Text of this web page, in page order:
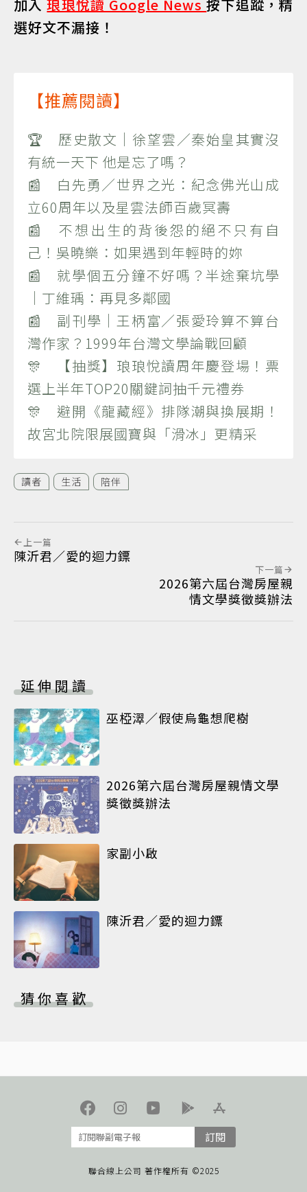
加入琅琅悅讀 Google News按下追蹤，精
選好文不漏接！
【推薦閱讀】
🏆 歷史散文｜徐望雲／秦始皇其實沒
有統一天下 他是忘了嗎？
📰 白先勇／世界之光：紀念佛光山成
立60周年以及星雲法師百歲冥壽
📰 不想出生的背後怨的絕不只有自
己！吳曉樂：如果遇到年輕時的妳
📰 就學個五分鐘不好嗎？半途棄坑學
｜丁維瑀：再見多鄰國
📰 副刊學｜王柄富／張愛玲算不算台
灣作家？1999年台灣文學論戰回顧
🎊 【抽獎】琅琅悅讀周年慶登場！票
選上半年TOP20關鍵詞抽千元禮券
🎊 避開《龍藏經》排隊潮與換展期！
故宮北院限展國寶與「滑冰」更精采
讀者 生活 陪伴
上一篇
陳沂君／愛的迴力鏢
下一篇
2026第六屆台灣房屋親
情文學獎徵獎辦法
延伸閱讀
巫椏濢／假使烏龜想爬樹
2026第六屆台灣房屋親情文學
獎徵獎辦法
家副小啟
陳沂君／愛的迴力鏢
猜你喜歡
訂閱
聯合線上公司 著作權所有 ©2025